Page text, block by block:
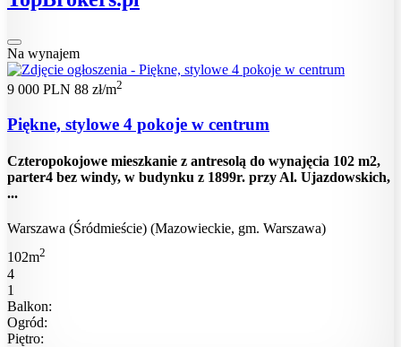
Na wynajem
9 000 PLN 88 zł/m2
Piękne, stylowe 4 pokoje w centrum
Czteropokojowe mieszkanie z antresolą do wynajęcia 102 m2,
parter4 bez windy, w budynku z 1899r. przy Al. Ujazdowskich,
...
Warszawa (Śródmieście) (Mazowieckie, gm. Warszawa)
102m2
4
1
Balkon:
Ogród:
Piętro: